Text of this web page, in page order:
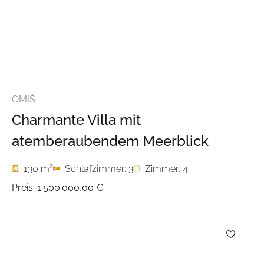
OMIŠ
Charmante Villa mit
atemberaubendem Meerblick
130 m2 Schlafzimmer: 3
Zimmer: 4
Preis: 1.500.000,00 €